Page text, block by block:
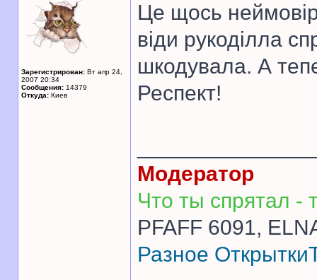
Зарегистрирован: Вт апр 24,
2007 20:34
Сообщения: 14379
Откуда: Киев
Це щось
віди рукоділла
шкодувала. А
Респект!
Модератор
Что ты спрятал -
PFAFF 6091,
Разное Открытки